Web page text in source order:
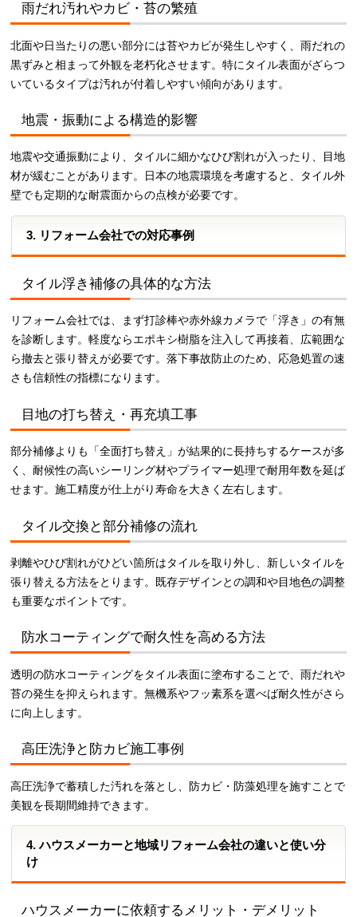
雨だれ汚れやカビ・苔の繁殖
北面や日当たりの悪い部分には苔やカビが発生しやすく、雨だれの
黒ずみと相まって外観を老朽化させます。特にタイル表面がざらつ
いているタイプは汚れが付着しやすい傾向があります。
地震・振動による構造的影響
地震や交通振動により、タイルに細かなひび割れが入ったり、目地
材が緩むことがあります。日本の地震環境を考慮すると、タイル外
壁でも定期的な耐震面からの点検が必要です。
3. リフォーム会社での対応事例
タイル浮き補修の具体的な方法
リフォーム会社では、まず打診棒や赤外線カメラで「浮き」の有無
を診断します。軽度ならエポキシ樹脂を注入して再接着、広範囲な
ら撤去と張り替えが必要です。落下事故防止のため、応急処置の速
さも信頼性の指標になります。
目地の打ち替え・再充填工事
部分補修よりも「全面打ち替え」が結果的に長持ちするケースが多
く、耐候性の高いシーリング材やプライマー処理で耐用年数を延ば
せます。施工精度が仕上がり寿命を大きく左右します。
タイル交換と部分補修の流れ
剥離やひび割れがひどい箇所はタイルを取り外し、新しいタイルを
張り替える方法をとります。既存デザインとの調和や目地色の調整
も重要なポイントです。
防水コーティングで耐久性を高める方法
透明の防水コーティングをタイル表面に塗布することで、雨だれや
苔の発生を抑えられます。無機系やフッ素系を選べば耐久性がさら
に向上します。
高圧洗浄と防カビ施工事例
高圧洗浄で蓄積した汚れを落とし、防カビ・防藻処理を施すことで
美観を長期間維持できます。
4. ハウスメーカーと地域リフォーム会社の違いと使い分
け
ハウスメーカーに依頼するメリット・デメリット